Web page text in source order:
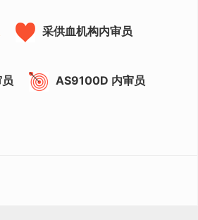
采供血机构内审员
AS9100D 内审员